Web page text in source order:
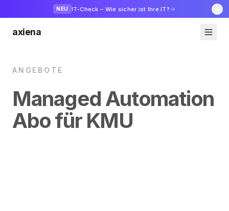
NEU IT-Check – Wie sicher ist Ihre IT?
axiena
ANGEBOTE
Managed Automation
Abo für KMU